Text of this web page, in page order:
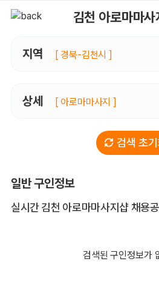
김천 아로마마
지역 [ 경북-김천시 ]
상세 [ 아로마마사지 ]
검색 초
일반 구인정보
실시간 김천 아로마마사지샵 채용
검색된 구인정보가